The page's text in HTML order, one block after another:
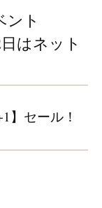
ト
はネット
】セール！